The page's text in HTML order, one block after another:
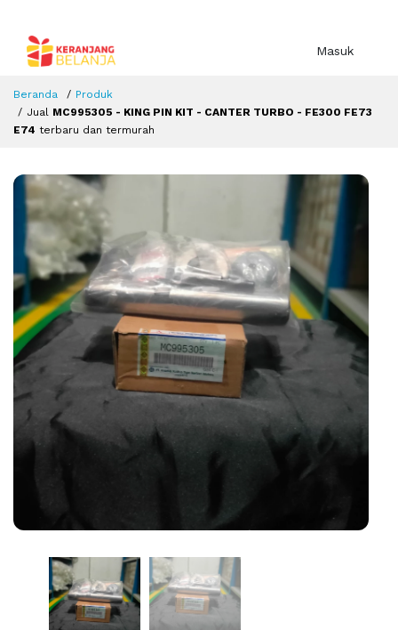
Masuk
Beranda
Produk
Jual MC995305 - KING PIN KIT - CANTER TURBO - FE300 FE73
E74 terbaru dan termurah